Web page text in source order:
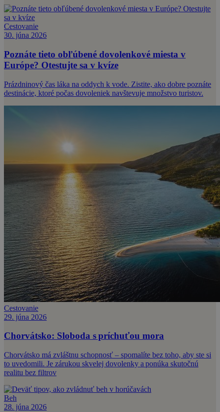
Cestovanie
30. júna 2026
Poznáte tieto obľúbené dovolenkové miesta v
Európe? Otestujte sa v kvíze
Prázdninový čas láka na oddych k vode. Zistite, ako dobre poznáte
destinácie, ktoré počas dovoleniek navštevuje množstvo turistov.
Cestovanie
29. júna 2026
Chorvátsko: Sloboda s príchuťou mora
Chorvátsko má zvláštnu schopnosť – spomalíte bez toho, aby ste si
to uvedomili. Je zárukou skvelej dovolenky a ponúka skutočnú
realitu bez filtrov
Beh
28. júna 2026